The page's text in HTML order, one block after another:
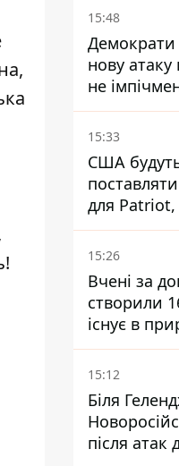
15:48
нову
не
15:33
США
для Patriot,
15:26
Вчені за
створили
існує в
15:12
Біля
після атак